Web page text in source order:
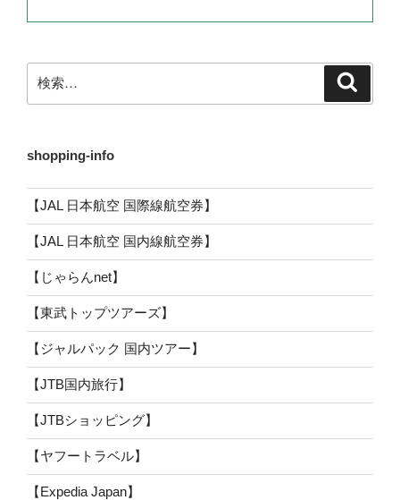
検
索:
shopping-info
【JAL 日本航空 国際線航空券】
【JAL 日本航空 国内線航空券】
【じゃらんnet】
【東武トップツアーズ】
【ジャルパック 国内ツアー】
【JTB国内旅行】
【JTBショッピング】
【ヤフートラベル】
【Expedia Japan】